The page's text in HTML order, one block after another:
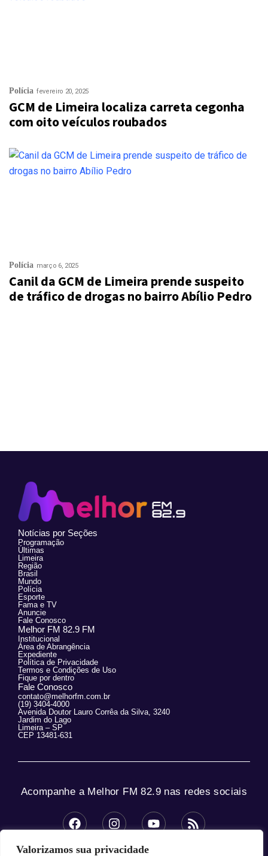
Valorizamos sua privacidade
Polícia fevereiro 20, 2025
GCM de Limeira localiza carreta cegonha
com oito veículos roubados
Polícia março 6, 2025
Canil da GCM de Limeira prende suspeito
de tráfico de drogas no bairro Abílio Pedro
Notícias por Seções
Programação
Últimas
Limeira
Região
Brasil
Mundo
Polícia
Esporte
Fama e TV
Anuncie
Fale Conosco
Melhor FM 82.9 FM
Institucional
Área de Abrangência
Expediente
Política de Privacidade
Termos e Condições de Uso
Fique por dentro
Fale Conosco
contato@melhorfm.com.br
(19) 3404-4000
Avenida Doutor Lauro Corrêa da Silva, 3240
Jardim do Lago
Limeira – SP
CEP 13481-631
Acompanhe a Melhor FM 82.9 nas redes sociais